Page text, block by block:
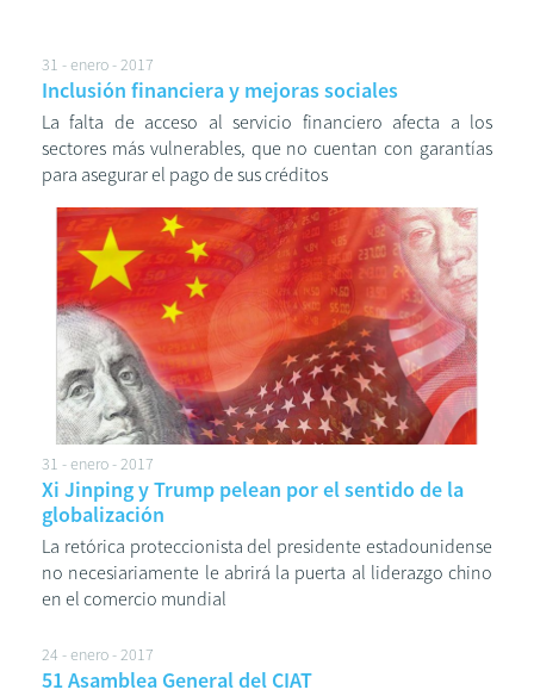
31 - enero - 2017
Inclusión financiera y mejoras sociales
La falta de acceso al servicio financiero afecta a los
sectores más vulnerables, que no cuentan con garantías
para asegurar el pago de sus créditos
31 - enero - 2017
Xi Jinping y Trump pelean por el sentido de la
globalización
La retórica proteccionista del presidente estadounidense
no necesiariamente le abrirá la puerta al liderazgo chino
en el comercio mundial
24 - enero - 2017
51 Asamblea General del CIAT